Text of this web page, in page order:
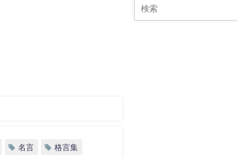
名言 格言集